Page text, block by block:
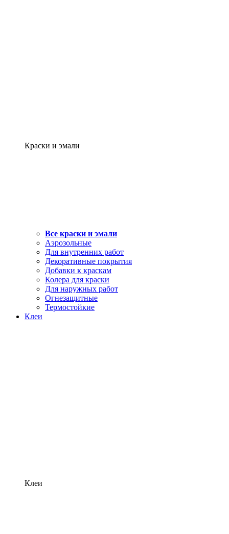
Краски и эмали
Все краски и эмали
Аэрозольные
Для внутренних работ
Декоративные покрытия
Добавки к краскам
Колера для краски
Для наружных работ
Огнезащитные
Термостойкие
Клеи
Клеи